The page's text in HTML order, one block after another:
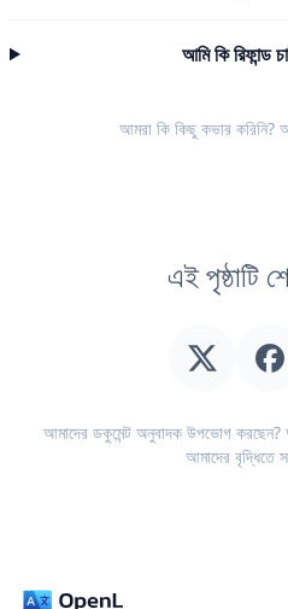
আমি কি রিফান্ড
আমরা কি কিছু কভার করিনি?
এই পৃষ্ঠাটি
আমাদের ডকুমেন্ট অনুবাদক উপভোগ করছেন?
আমাদের বৃদ্ধিতে